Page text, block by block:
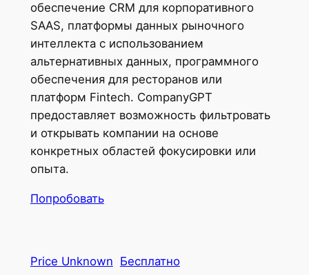
обеспечение CRM для корпоративного
SAAS, платформы данных рыночного
интеллекта с использованием
альтернативных данных, программного
обеспечения для ресторанов или
платформ Fintech. CompanyGPT
предоставляет возможность фильтровать
и открывать компании на основе
конкретных областей фокусировки или
опыта.
Попробовать
Price Unknown Бесплатно